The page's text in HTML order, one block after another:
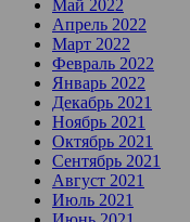
Май 2022
Апрель 2022
Март 2022
Февраль 2022
Январь 2022
Декабрь 2021
Ноябрь 2021
Октябрь 2021
Сентябрь 2021
Август 2021
Июль 2021